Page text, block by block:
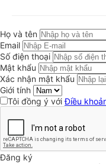
Họ và tên
Email
Số điện thoại
Mật khẩu
Xác nhận mật khẩu
Giới tính
Tôi đồng ý vớiĐiều
Đăng ký